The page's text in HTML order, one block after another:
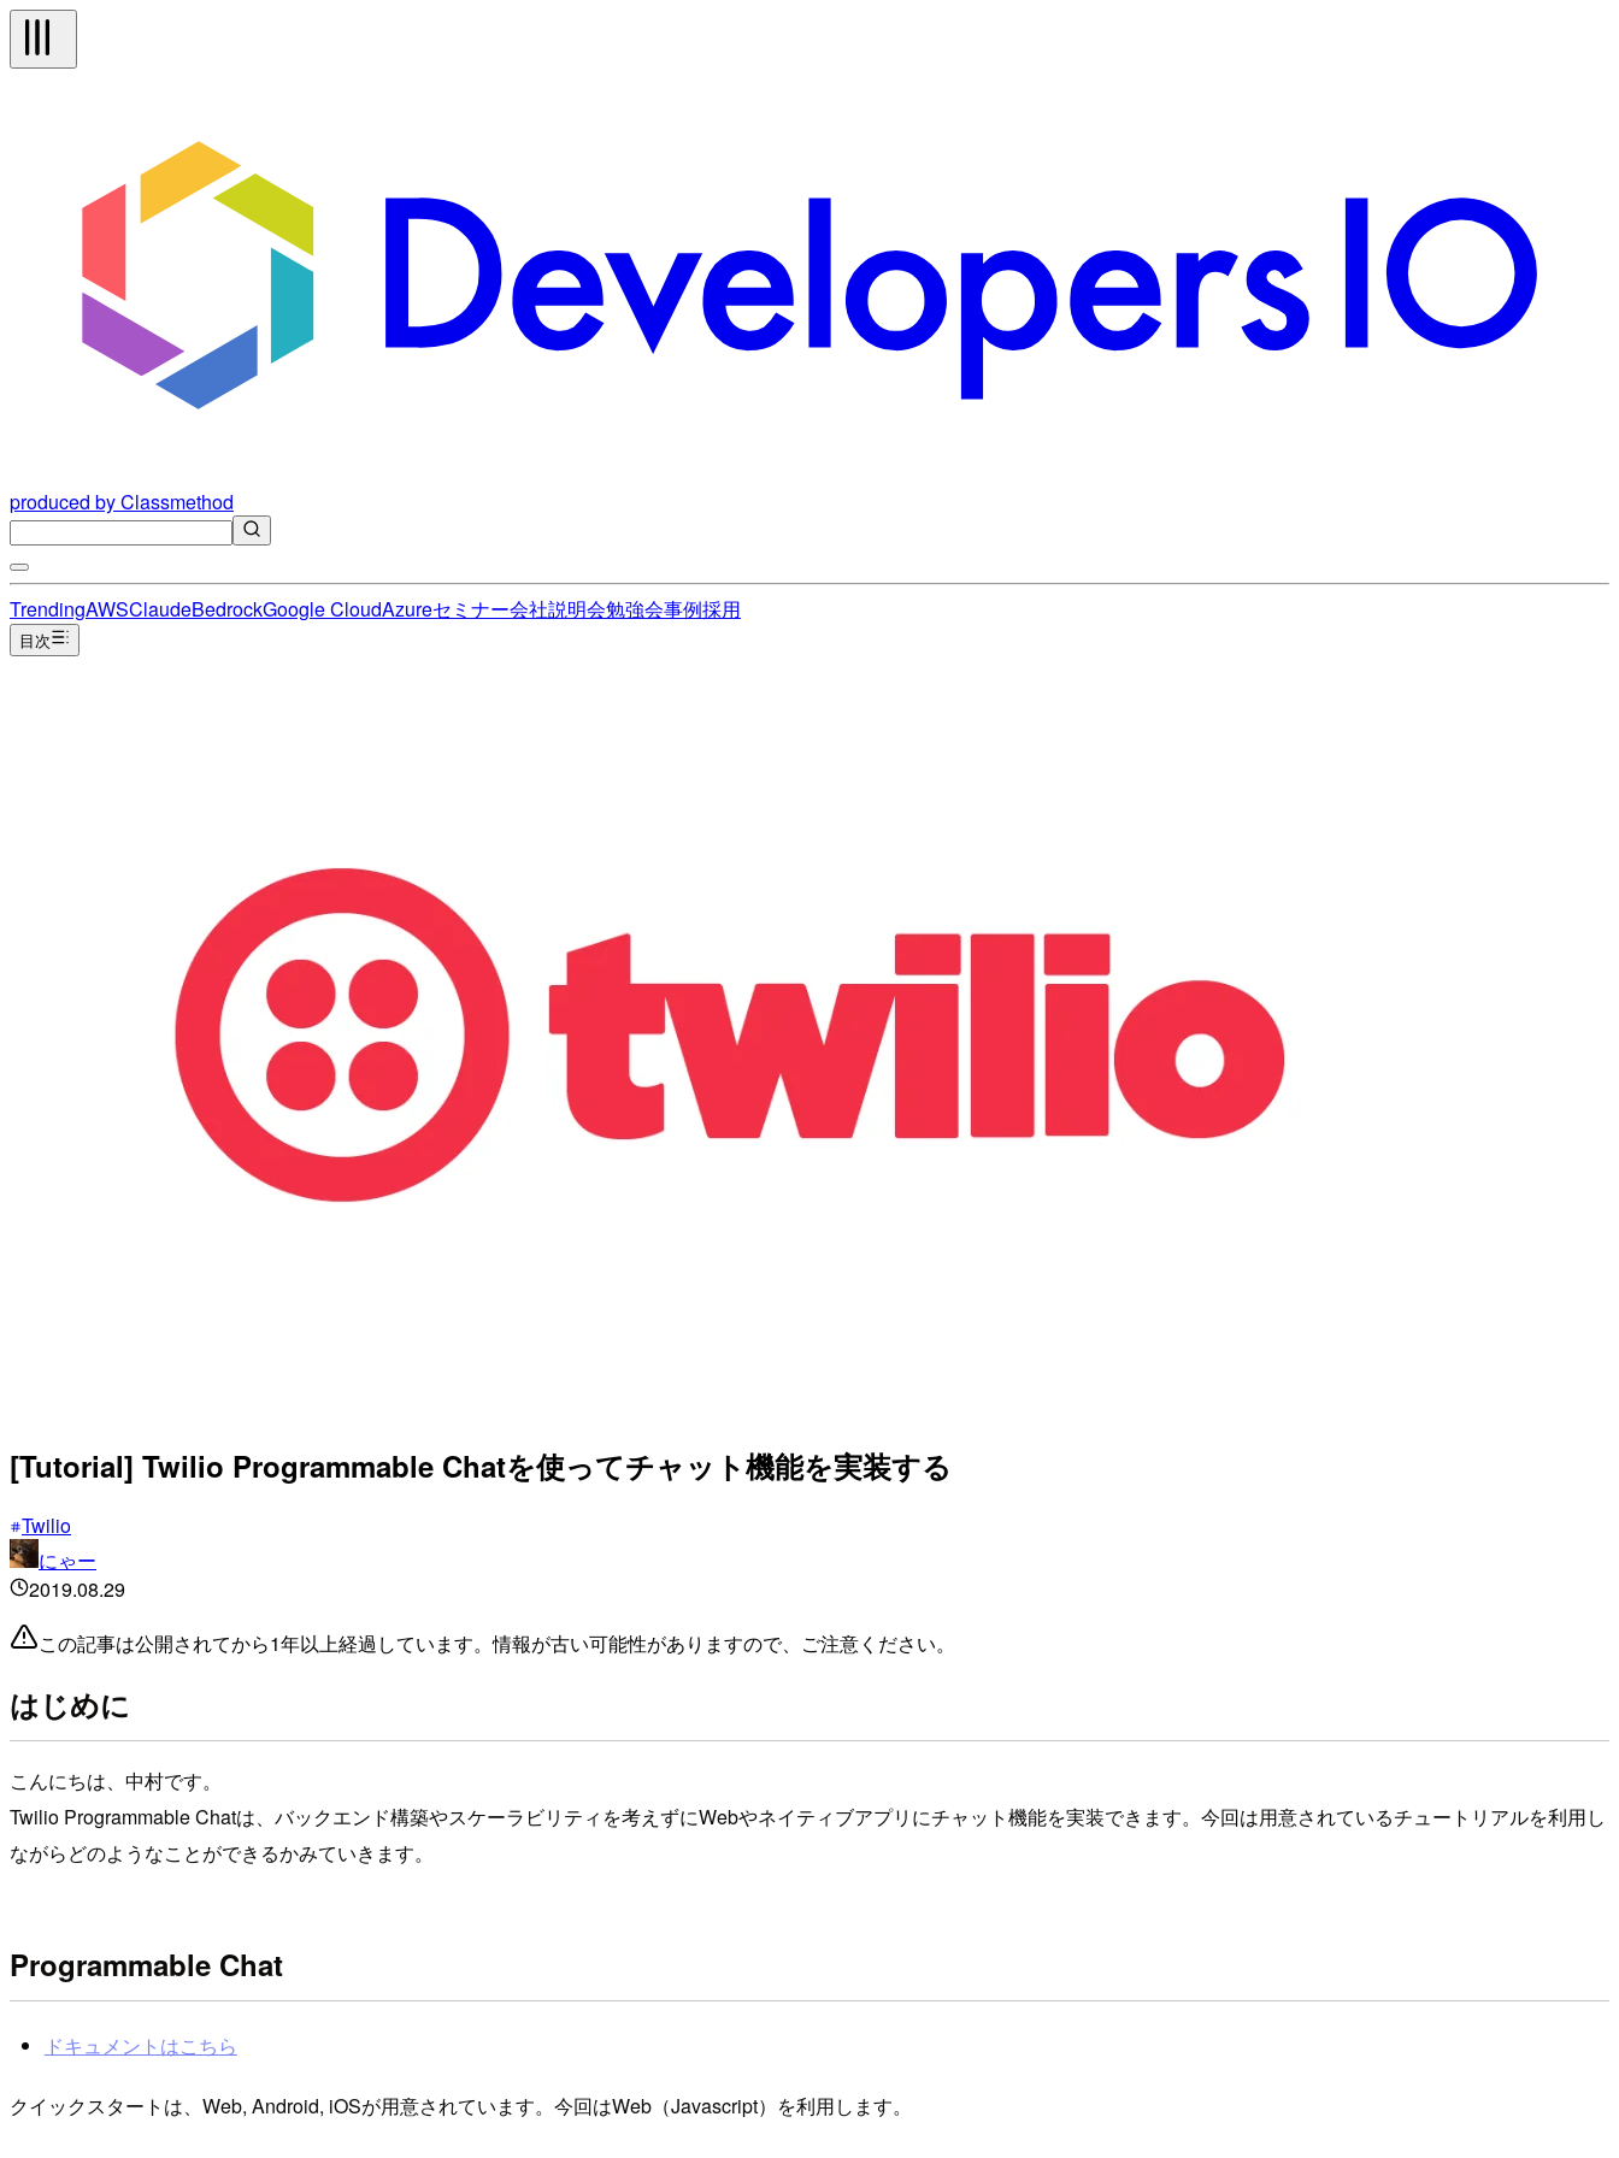
produced by Classmethod
TrendingAWSClaudeBedrockGoogle CloudAzureセミナー会社説明会勉強会事例採用
目次
[Tutorial] Twilio Programmable Chatを使ってチャット機能を実装する
Twilio
にゃー
2019.08.29
この記事は公開されてから1年以上経過しています。情報が古い可能性がありますので、ご注意ください。
はじめに
こんにちは、中村です。
Twilio Programmable Chatは、バックエンド構築やスケーラビリティを考えずにWebやネイティブアプリにチャット機能を実装できます。今回は用意されているチュートリアルを利用し
ながらどのようなことができるかみていきます。
Programmable Chat
ドキュメントはこちら
クイックスタートは、Web, Android, iOSが用意されています。今回はWeb（Javascript）を利用します。